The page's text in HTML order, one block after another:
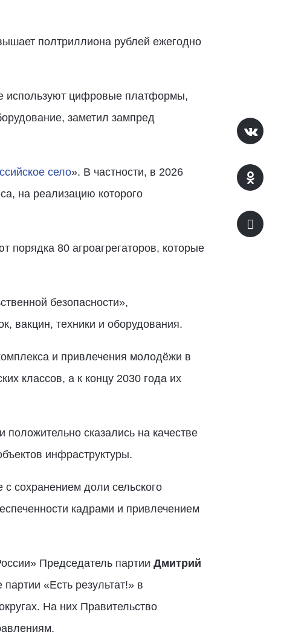
полтриллиона рублей ежегодно
используют цифровые платформы,
заметил зампред
село». В частности, в 2026
на реализацию которого
80 агроагрегаторов, которые
безопасности»,
вакцин, техники и оборудования.
и привлечения молодёжи в
классов, а к концу 2030 года их
сказались на качестве
инфраструктуры.
сохранением доли сельского
кадрами и привлечением
Председатель партии Дмитрий
«Есть результат!» в
На них Правительство